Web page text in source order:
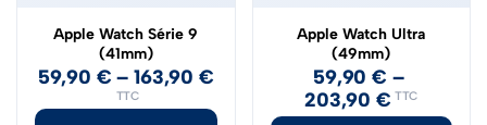
Apple Watch Série 9
(41mm)
59,90 € –163,90 €
TTC
Apple Watch Ultra
(49mm)
59,90€ –
203,90 € TTC